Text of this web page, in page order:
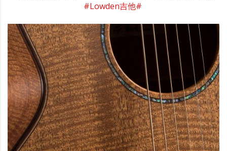
#Lowden吉他#